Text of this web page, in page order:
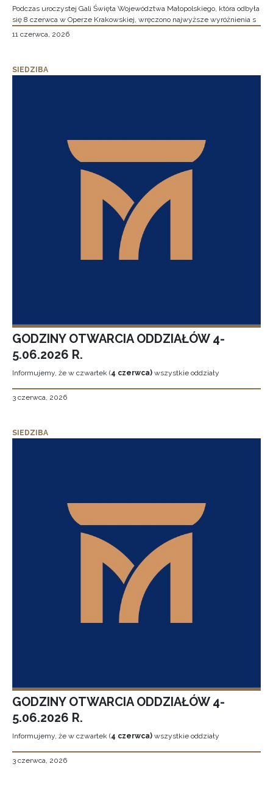
Podczas uroczystej Gali Święta Województwa Małopolskiego, która odbyła
się 8 czerwca w Operze Krakowskiej, wręczono najwyższe wyróżnienia s
11 czerwca, 2026
SIEDZIBA
GODZINY OTWARCIA ODDZIAŁÓW 4-
5.06.2026 R.
Informujemy, że w czwartek (4 czerwca) wszystkie oddziały
3 czerwca, 2026
SIEDZIBA
GODZINY OTWARCIA ODDZIAŁÓW 4-
5.06.2026 R.
Informujemy, że w czwartek (4 czerwca) wszystkie oddziały
3 czerwca, 2026